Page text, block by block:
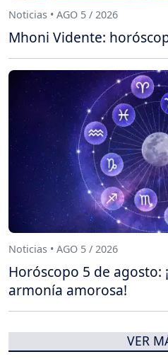
Noticias • AGO 5 / 2026
Mhoni Vidente:
Noticias • AGO 5 / 2026
Horóscopo 5 de agosto:
armonía amorosa!
VER